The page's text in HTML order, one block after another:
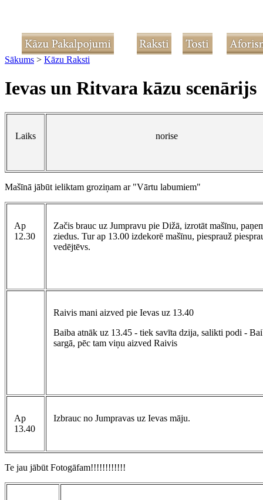
Sākums > Kāzu Raksti
Ievas un Ritvara kāzu scenārijs
Laiks norise
Mašīnā jābūt ieliktam groziņam ar "Vārtu labumiem"
Ap
12.30
Začis brauc uz Jumpravu pie Dižā, izrotāt mašīnu,
ziedus. Tur ap 13.00 izdekorē mašīnu, piesprauž
vedējtēvs.
Raivis mani aizved pie Ievas uz 13.40
Baiba atnāk uz 13.45 - tiek savīta dzija, salikti podi -
sargā, pēc tam viņu aizved Raivis
Ap
13.40
Izbrauc no Jumpravas uz Ievas māju.
Te jau jābūt Fotogāfam!!!!!!!!!!!!